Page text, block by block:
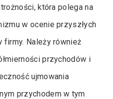
która polega na
w ocenie przyszłych
firmy. Należy również
przychodów i
ujmowania
przychodem w tym